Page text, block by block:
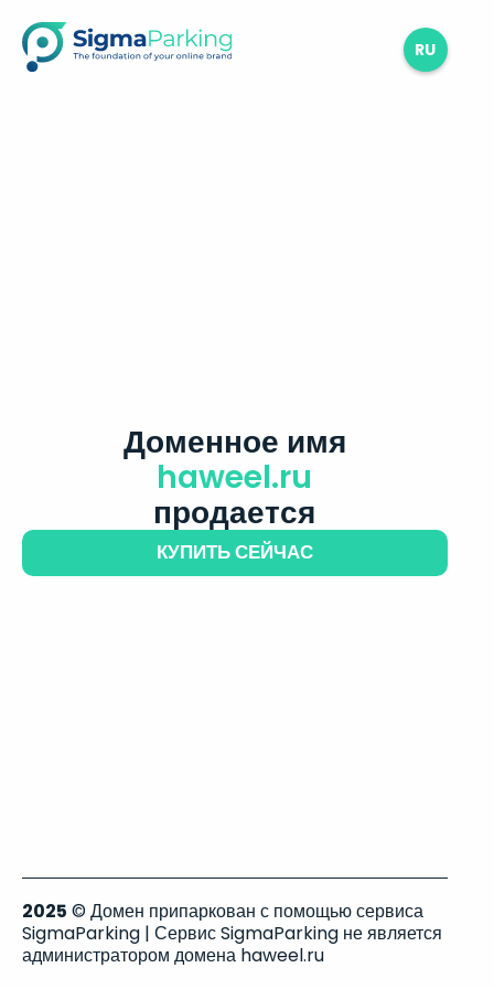
RU
Доменное имя
haweel.ru
продается
КУПИТЬ СЕЙЧАС
2025 © Домен припаркован с помощью сервиса
SigmaParking | Сервис SigmaParking не является
администратором домена haweel.ru